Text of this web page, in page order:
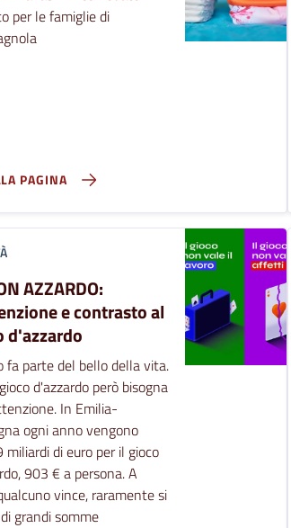
per le famiglie di
PAGINA
AZZARDO:
e contrasto al
d'azzardo
fa parte del bello della vita.
d'azzardo però bisogna
In Emilia-
ogni anno vengono
miliardi di euro per il gioco
903 € a persona. A
vince, raramente si
grandi somme